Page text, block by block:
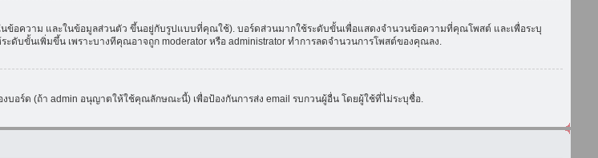
อความ และในข้อมูลส่วนตัว ขึ้นอยู่กับรูปแบบที่คุณใช้). บอร์ดส่วนมากใช้ระดับขั้นเพื่อแสดงจำนวนข้อความที่คุณโพสต์ และเพื่อระบุ
ดับขั้นเพิ่มขึ้น เพราะบางทีคุณอาจถูก moderator หรือ administrator ทำการลดจำนวนการโพสต์ของคุณลง.
อร์ด (ถ้า admin อนุญาตให้ใช้คุณลักษณะนี้) เพื่อป้องกันการส่ง email รบกวนผู้อื่น โดยผู้ใช้ที่ไม่ระบุชื่อ.